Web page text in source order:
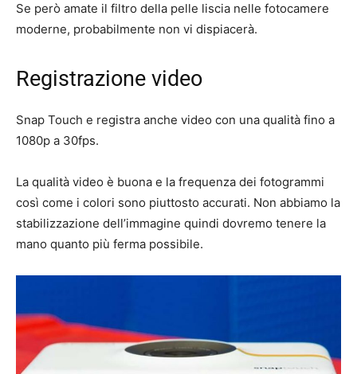
Se però amate il filtro della pelle liscia nelle fotocamere
moderne, probabilmente non vi dispiacerà.
Registrazione video
Snap Touch e registra anche video con una qualità fino a
1080p a 30fps.
La qualità video è buona e la frequenza dei fotogrammi
così come i colori sono piuttosto accurati. Non abbiamo la
stabilizzazione dell’immagine quindi dovremo tenere la
mano quanto più ferma possibile.